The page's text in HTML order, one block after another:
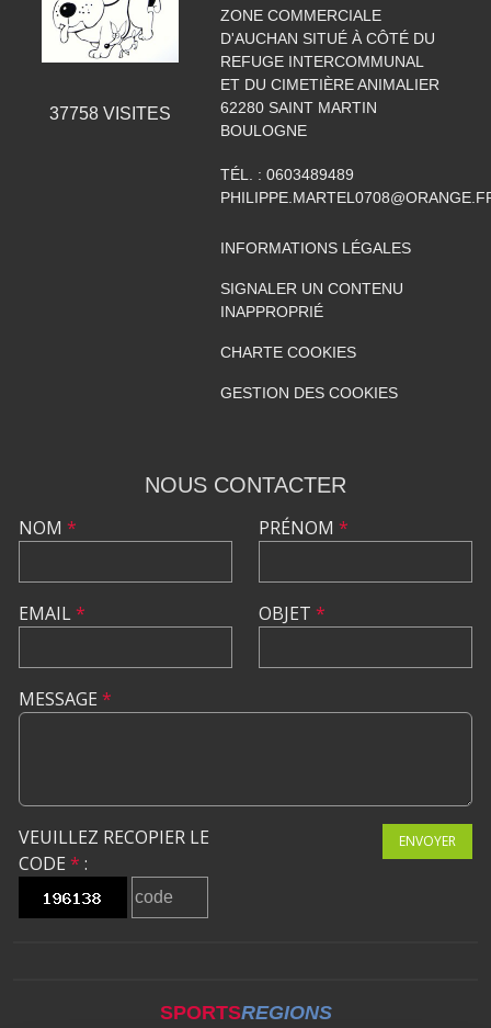
37758VISITES
ZONE COMMERCIALE
D'AUCHAN SITUÉ À CÔTÉ DU
REFUGE INTERCOMMUNAL
ET DU CIMETIÈRE ANIMALIER
62280 SAINT MARTIN
BOULOGNE
TÉL. : 0603489489
INFORMATIONS LÉGALES
SIGNALER UN CONTENU
INAPPROPRIÉ
CHARTE COOKIES
GESTION DES COOKIES
NOUS CONTACTER
NOM *
EMAIL*
PRÉNOM *
OBJET *
MESSAGE *
VEUILLEZ RECOPIER LE
CODE * :
ENVOYER
SPORTSREGIONS